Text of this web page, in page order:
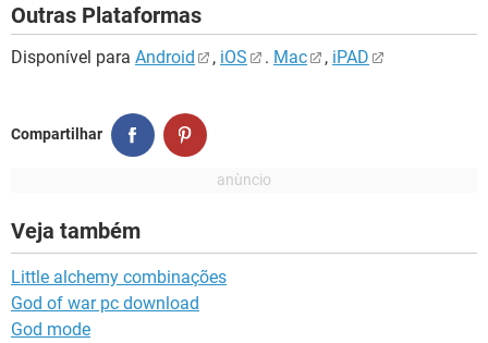
Outras Plataformas
Disponível para Android , iOS . Mac , iPAD
Compartilhar
Veja também
Little alchemy combinações
God of war pc download
God mode